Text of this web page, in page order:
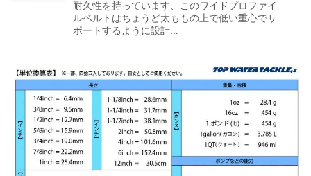
耐久性を持っています、このワイドプロファイ
ルベルトはちょうど太ももの上で低い重心でサ
ポートするように設計…